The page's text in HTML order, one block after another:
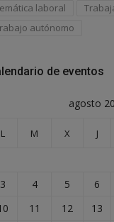
laboral
autónomo
de eventos
agosto
L M X J
3
4 5 6
11 12 13